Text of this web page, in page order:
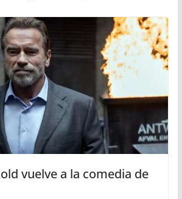
vuelve a la comedia de